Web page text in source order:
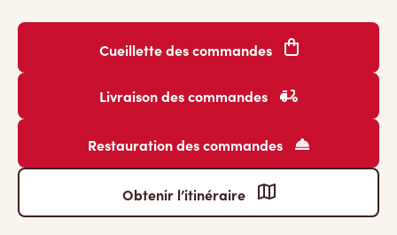
Cueillette des commandes
Livraison des commandes
Restauration des commandes
Obtenir l’itinéraire